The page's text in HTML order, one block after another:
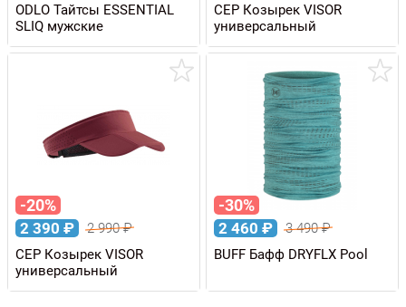
ODLO Тайтсы ESSENTIAL
SLIQ мужские
CEP Козырек VISOR
универсальный
-20%
2 390 ₽ 2 990₽
CEP Козырек VISOR
универсальный
-30%
2 460 ₽ 3 490₽
BUFF Бафф DRYFLX Pool